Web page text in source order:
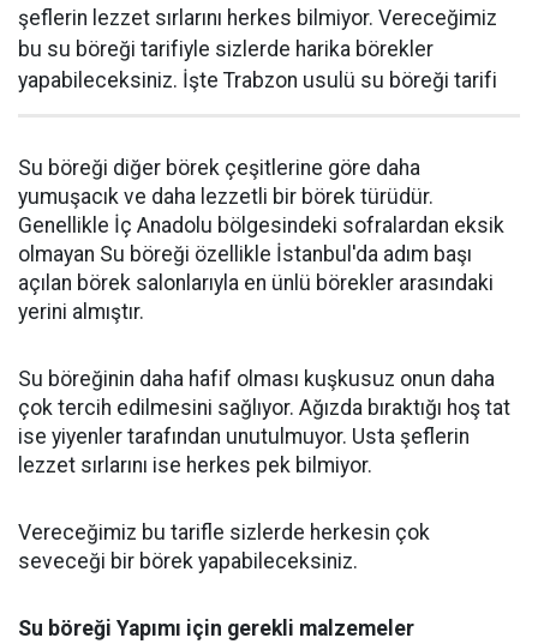
şeflerin lezzet sırlarını herkes bilmiyor. Vereceğimiz
bu su böreği tarifiyle sizlerde harika börekler
yapabileceksiniz. İşte Trabzon usulü su böreği tarifi
Su böreği diğer börek çeşitlerine göre daha
yumuşacık ve daha lezzetli bir börek türüdür.
Genellikle İç Anadolu bölgesindeki sofralardan eksik
olmayan Su böreği özellikle İstanbul'da adım başı
açılan börek salonlarıyla en ünlü börekler arasındaki
yerini almıştır.
Su böreğinin daha hafif olması kuşkusuz onun daha
çok tercih edilmesini sağlıyor. Ağızda bıraktığı hoş tat
ise yiyenler tarafından unutulmuyor. Usta şeflerin
lezzet sırlarını ise herkes pek bilmiyor.
Vereceğimiz bu tarifle sizlerde herkesin çok
seveceği bir börek yapabileceksiniz.
Su böreği Yapımı için gerekli malzemeler